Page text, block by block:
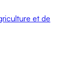
et de